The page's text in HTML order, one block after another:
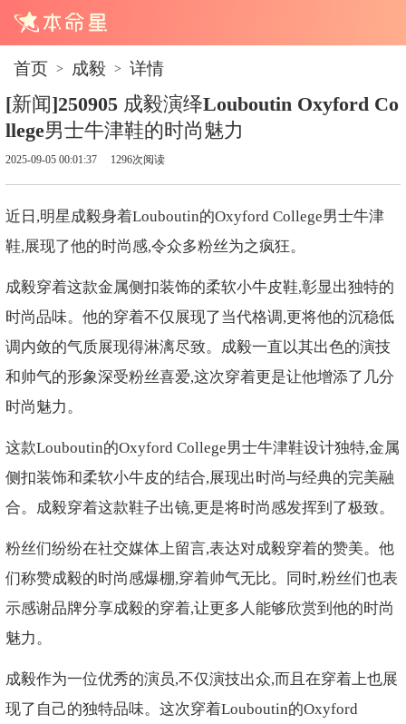
首页 > 成毅 > 详情
[新闻]250905 成毅演绎Louboutin Oxyford Co
llege男士牛津鞋的时尚魅力
2025-09-05 00:01:37 1296次阅读
近日,明星成毅身着Louboutin的Oxyford College男士牛津
鞋,展现了他的时尚感,令众多粉丝为之疯狂。
成毅穿着这款金属侧扣装饰的柔软小牛皮鞋,彰显出独特的
时尚品味。他的穿着不仅展现了当代格调,更将他的沉稳低
调内敛的气质展现得淋漓尽致。成毅一直以其出色的演技
和帅气的形象深受粉丝喜爱,这次穿着更是让他增添了几分
时尚魅力。
这款Louboutin的Oxyford College男士牛津鞋设计独特,金属
侧扣装饰和柔软小牛皮的结合,展现出时尚与经典的完美融
合。成毅穿着这款鞋子出镜,更是将时尚感发挥到了极致。
粉丝们纷纷在社交媒体上留言,表达对成毅穿着的赞美。他
们称赞成毅的时尚感爆棚,穿着帅气无比。同时,粉丝们也表
示感谢品牌分享成毅的穿着,让更多人能够欣赏到他的时尚
魅力。
成毅作为一位优秀的演员,不仅演技出众,而且在穿着上也展
现了自己的独特品味。这次穿着Louboutin的Oxyford